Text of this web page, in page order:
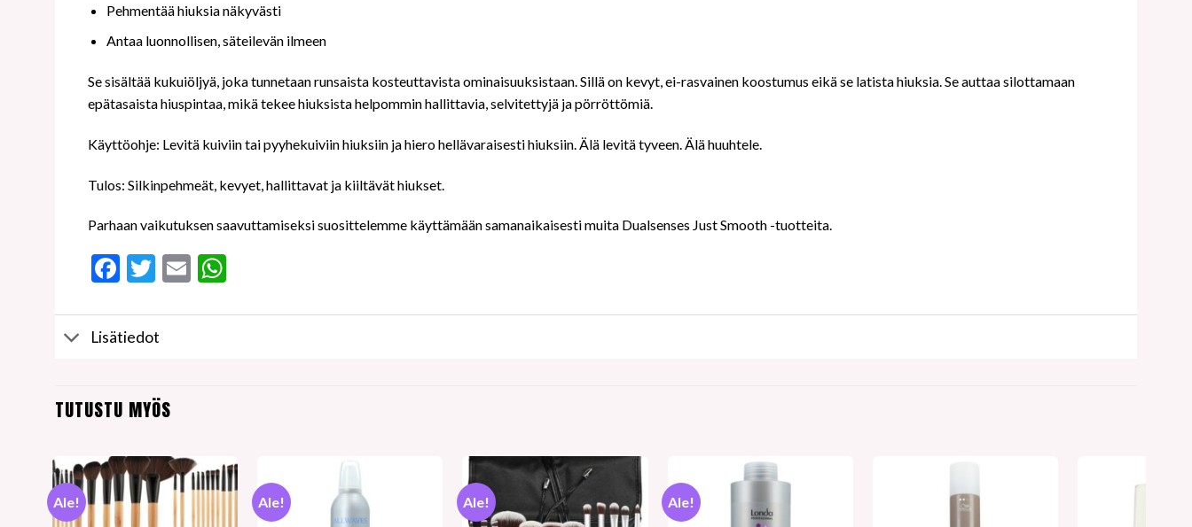
Pehmentää hiuksia näkyvästi
Antaa luonnollisen, säteilevän ilmeen
Se sisältää kukuiöljyä, joka tunnetaan runsaista kosteuttavista ominaisuuksistaan. Sillä on kevyt, ei-rasvainen koostumus eikä se latista hiuksia. Se auttaa silottamaan
epätasaista hiuspintaa, mikä tekee hiuksista helpommin hallittavia, selvitettyjä ja pörröttömiä.
Käyttöohje: Levitä kuiviin tai pyyhekuiviin hiuksiin ja hiero hellävaraisesti hiuksiin. Älä levitä tyveen. Älä huuhtele.
Tulos: Silkinpehmeät, kevyet, hallittavat ja kiiltävät hiukset.
Parhaan vaikutuksen saavuttamiseksi suosittelemme käyttämään samanaikaisesti muita Dualsenses Just Smooth -tuotteita.
Facebook
Twitter
EmailWhatsApp
Lisätiedot
TUTUSTU MYÖS
Ale! Ale! Ale! Ale!